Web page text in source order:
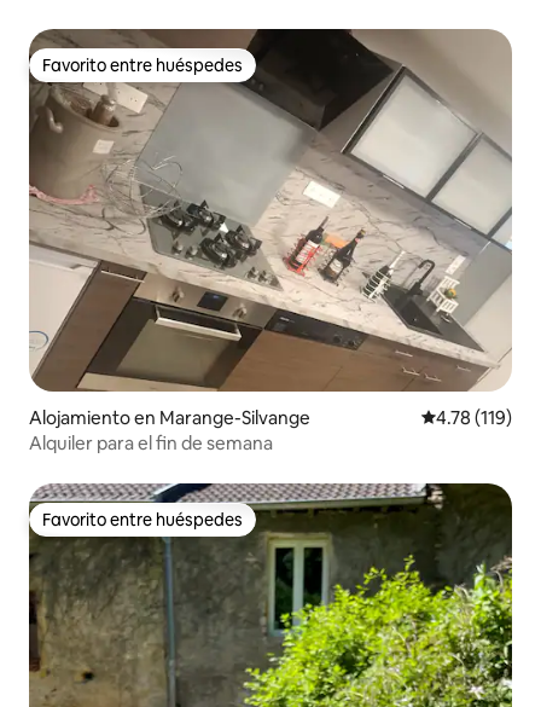
Favorito entre huéspedes
Favorito entre huéspedes
Alojamiento en Marange-Silvange Calificación
4.78 (119)
Alquiler para el fin de semana
Favorito entre huéspedes
Favorito entre huéspedes